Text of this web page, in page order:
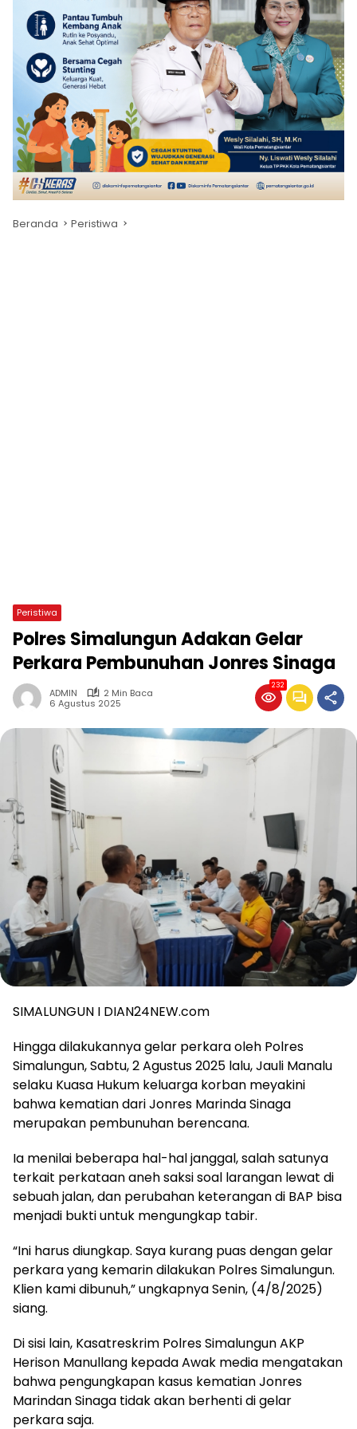
Beranda Peristiwa
Peristiwa
Polres Simalungun Adakan Gelar
Perkara Pembunuhan Jonres Sinaga
ADMIN
2 Min Baca
6 Agustus 2025
232
SIMALUNGUN I DIAN24NEW.com
Hingga dilakukannya gelar perkara oleh Polres
Simalungun, Sabtu, 2 Agustus 2025 lalu, Jauli Manalu
selaku Kuasa Hukum keluarga korban meyakini
bahwa kematian dari Jonres Marinda Sinaga
merupakan pembunuhan berencana.
Ia menilai beberapa hal-hal janggal, salah satunya
terkait perkataan aneh saksi soal larangan lewat di
sebuah jalan, dan perubahan keterangan di BAP bisa
menjadi bukti untuk mengungkap tabir.
“Ini harus diungkap. Saya kurang puas dengan gelar
perkara yang kemarin dilakukan Polres Simalungun.
Klien kami dibunuh,” ungkapnya Senin, (4/8/2025)
siang.
Di sisi lain, Kasatreskrim Polres Simalungun AKP
Herison Manullang kepada Awak media mengatakan
bahwa pengungkapan kasus kematian Jonres
Marindan Sinaga tidak akan berhenti di gelar
perkara saja.